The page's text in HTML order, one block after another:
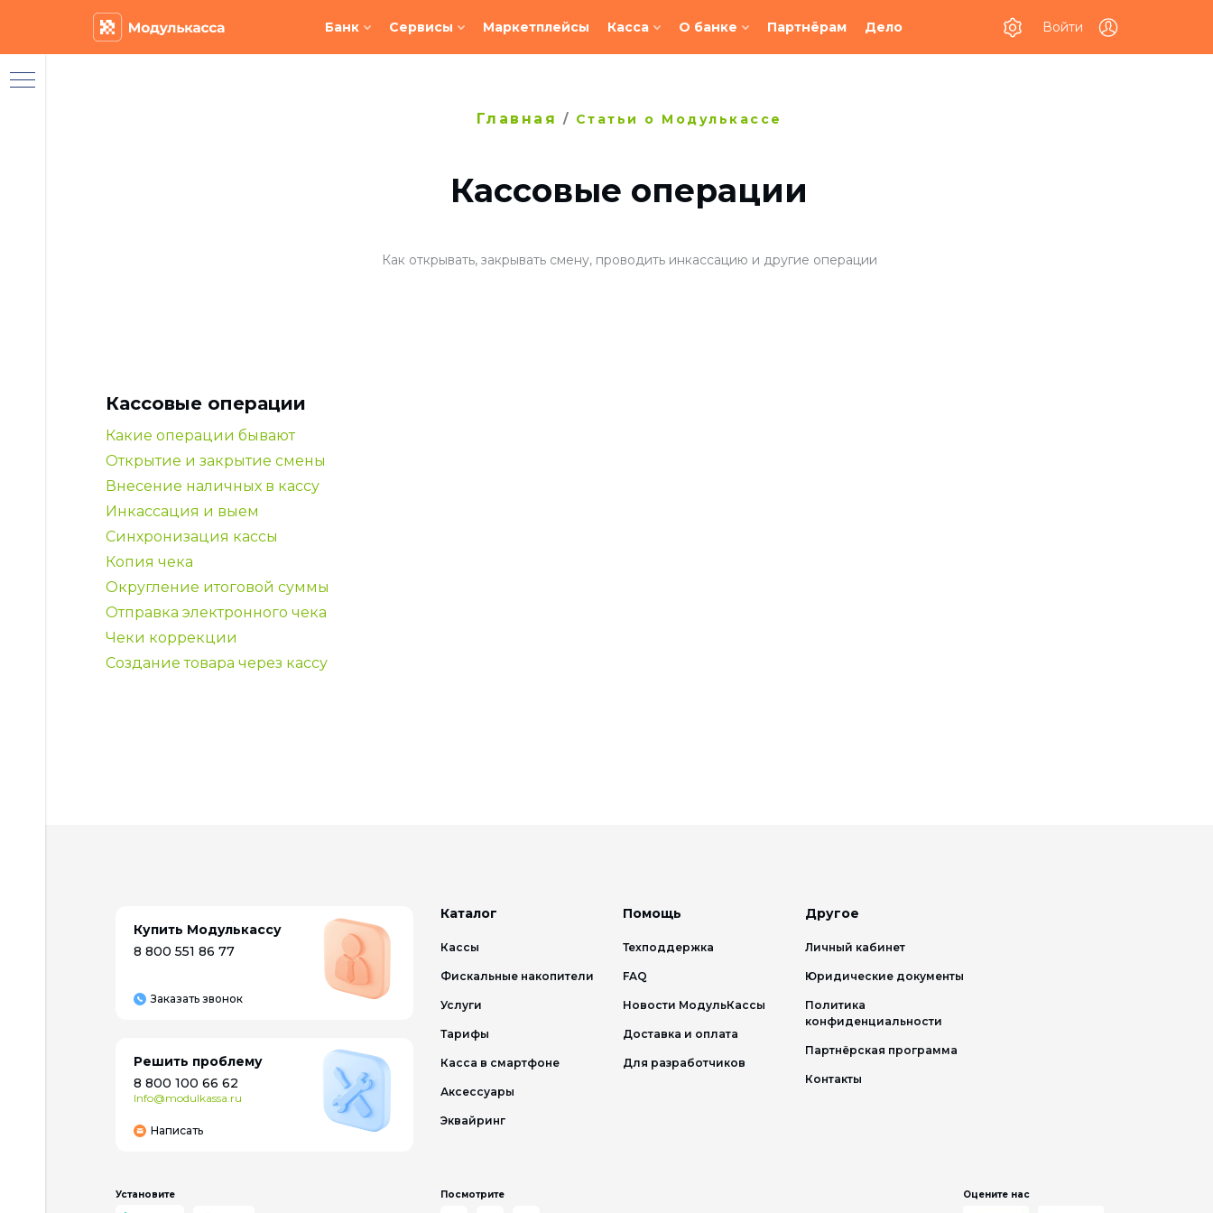
Банк Сервисы Маркетплейсы Касса О банке Партнёрам Дело Войти
Главная / Статьи о Модулькассе
Кассовые операции
Как открывать, закрывать смену, проводить инкассацию и другие операции
Кассовые операции
Какие операции бывают
Открытие и закрытие смены
Внесение наличных в кассу
Инкассация и выем
Синхронизация кассы
Копия чека
Округление итоговой суммы
Отправка электронного чека
Чеки коррекции
Создание товара через кассу
Купить Модулькассу
8 800 551 86 77
Заказать звонок
Решить проблему
8 800 100 66 62
Info@modulkassa.ru
Написать
Каталог
Кассы
Фискальные накопители
Услуги
Тарифы
Касса в смартфоне
Аксессуары
Эквайринг
Помощь
Техподдержка
FAQ
Новости МодульКассы
Доставка и оплата
Для разработчиков
Другое
Личный кабинет
Юридические документы
Политика
конфиденциальности
Партнёрская программа
Контакты
Оцените нас
Установите Посмотрите